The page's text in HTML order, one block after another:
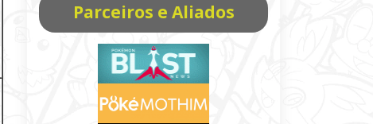
Parceiros e Aliados